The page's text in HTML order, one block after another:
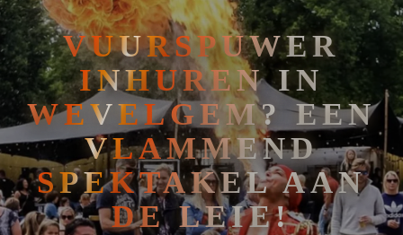
VUURSPUWER
INHUREN IN
WEVELGEM? EEN
VLAMMEND
SPEKTAKEL AAN
DE LEIE!